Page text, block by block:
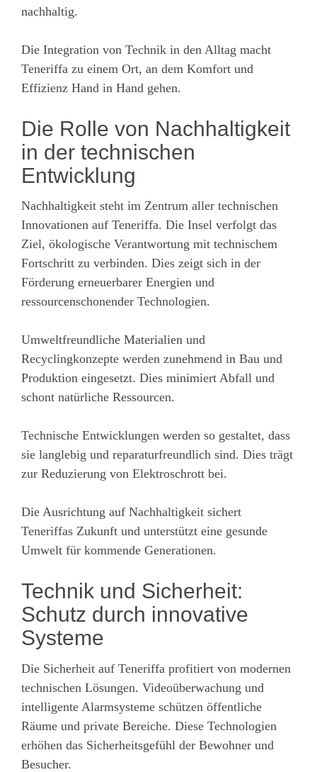
nachhaltig.
Die Integration von Technik in den Alltag macht
Teneriffa zu einem Ort, an dem Komfort und
Effizienz Hand in Hand gehen.
Die Rolle von Nachhaltigkeit
in der technischen
Entwicklung
Nachhaltigkeit steht im Zentrum aller technischen
Innovationen auf Teneriffa. Die Insel verfolgt das
Ziel, ökologische Verantwortung mit technischem
Fortschritt zu verbinden. Dies zeigt sich in der
Förderung erneuerbarer Energien und
ressourcenschonender Technologien.
Umweltfreundliche Materialien und
Recyclingkonzepte werden zunehmend in Bau und
Produktion eingesetzt. Dies minimiert Abfall und
schont natürliche Ressourcen.
Technische Entwicklungen werden so gestaltet, dass
sie langlebig und reparaturfreundlich sind. Dies trägt
zur Reduzierung von Elektroschrott bei.
Die Ausrichtung auf Nachhaltigkeit sichert
Teneriffas Zukunft und unterstützt eine gesunde
Umwelt für kommende Generationen.
Technik und Sicherheit:
Schutz durch innovative
Systeme
Die Sicherheit auf Teneriffa profitiert von modernen
technischen Lösungen. Videoüberwachung und
intelligente Alarmsysteme schützen öffentliche
Räume und private Bereiche. Diese Technologien
erhöhen das Sicherheitsgefühl der Bewohner und
Besucher.